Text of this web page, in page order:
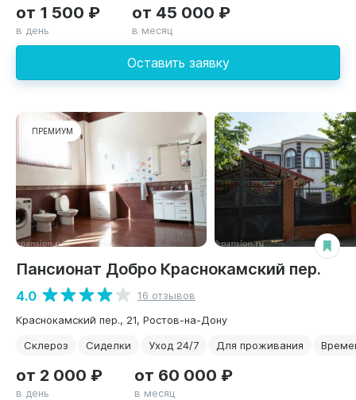
Оставить заявку
от 1 500 ₽
в день
от 45 000 ₽
в месяц
ПРЕМИУМ
Пансионат Добро Краснокамский пер.
4.0
16 отзывов
Краснокамский пер., 21, Ростов-на-Дону
Склероз
Сиделки Уход 24/7 Для проживания
от 2 000 ₽
в день
от 60 000 ₽
в месяц